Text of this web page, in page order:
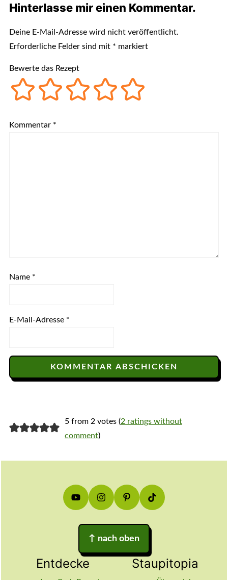
Hinterlasse mir einen Kommentar.
Deine E-Mail-Adresse wird nicht veröffentlicht.
Erforderliche Felder sind mit * markiert
Bewerte das Rezept
Kommentar *
Name *
E-Mail-Adresse *
5 from 2 votes (2 ratings without
comment)
↑ nach oben
Entdecke Staupitopia